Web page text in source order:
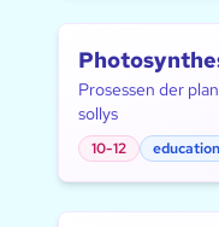
Prosessen der
sollys
10-12